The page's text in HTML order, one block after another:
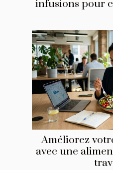
infusions pour
Améliorez
avec une